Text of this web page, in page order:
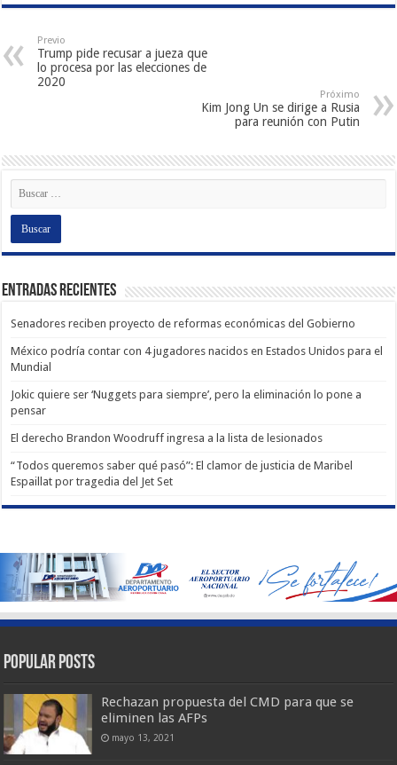
Previo
Trump pide recusar a jueza que
lo procesa por las elecciones de
2020
Próximo
Kim Jong Un se dirige a Rusia
para reunión con Putin
Entradas recientes
Senadores reciben proyecto de reformas económicas del Gobierno
México podría contar con 4 jugadores nacidos en Estados Unidos para el
Mundial
Jokic quiere ser ‘Nuggets para siempre’, pero la eliminación lo pone a
pensar
El derecho Brandon Woodruff ingresa a la lista de lesionados
“Todos queremos saber qué pasó”: El clamor de justicia de Maribel
Espaillat por tragedia del Jet Set
Popular Posts
Rechazan propuesta del CMD para que se
eliminen las AFPs
mayo 13, 2021